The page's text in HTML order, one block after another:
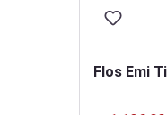
Flos Emi